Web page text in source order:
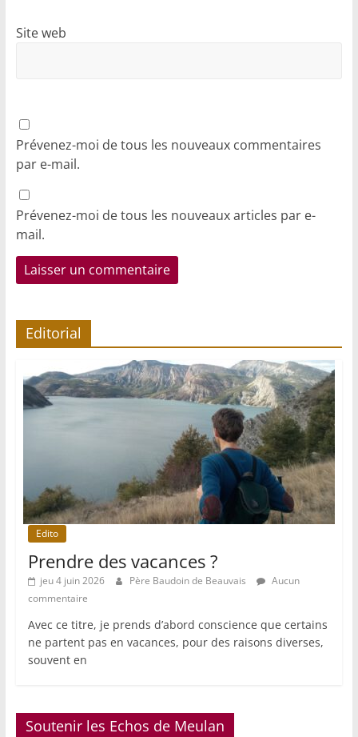
Site web
Prévenez-moi de tous les nouveaux commentaires
par e-mail.
Prévenez-moi de tous les nouveaux articles par e-
mail.
Editorial
Edito
Prendre des vacances ?
jeu 4 juin 2026 Père Baudoin de Beauvais
Aucun
commentaire
Avec ce titre, je prends d’abord conscience que certains
ne partent pas en vacances, pour des raisons diverses,
souvent en
Soutenir les Echos de Meulan